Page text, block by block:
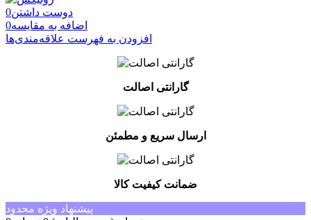
دوست داشتن0
اضافه به مقایسه0
افزودن به فهرست علاقه‌مندی‌ها
گارانتی اصالت
ارسال سریع و مطمئن
ضمانت کیفیت کالا
پیشنهاد ویژه محدود